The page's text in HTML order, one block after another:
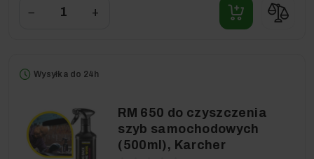
− +
Wysyłka do 24h
RM 650 do czyszczenia
szyb samochodowych
(500ml), Karcher